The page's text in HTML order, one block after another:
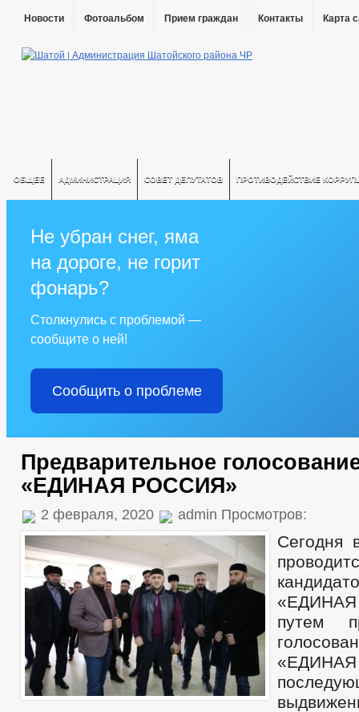
Новости Фотоальбом Прием граждан Контакты Карта
ОБЩЕЕ АДМИНИСТРАЦИЯ СОВЕТ ДЕПУТАТОВ ПРОТИВОДЕЙСТВИЕ
Не убран снег, яма
на дороге, не горит
фонарь?
Столкнулись с проблемой —
сообщите о ней!
Сообщить о проблеме
Предварительное
«ЕДИНАЯ РОССИЯ»
2 февраля, 2020 admin Просмотров:
путем